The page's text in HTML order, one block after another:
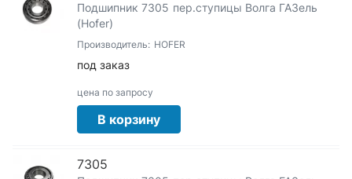
Подшипник 7305 пер.ступицы Волга ГАЗель
(Hofer)
Производитель: HOFER
под заказ
цена по запросу
В корзину
7305